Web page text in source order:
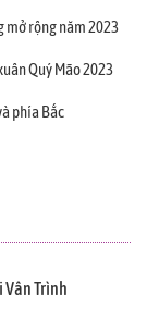
mở rộng năm 2023
Quý Mão 2023
phía Bắc
Trình